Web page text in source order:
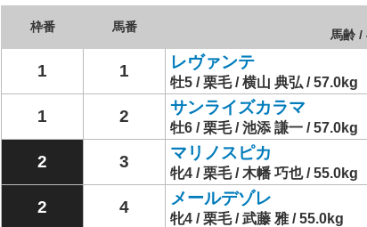
枠番 馬番
馬齢 /
1 1 レヴァンテ
牡5 / 栗毛 / 横山 典弘 / 57.0kg
1 2 サンライズカラマ
牡6 / 栗毛 / 池添 謙一 / 57.0kg
2 3 マリノスピカ
牝4 / 栗毛 / 木幡 巧也 / 55.0kg
2 4 メールデゾレ
牝4 / 栗毛 / 武藤 雅 / 55.0kg